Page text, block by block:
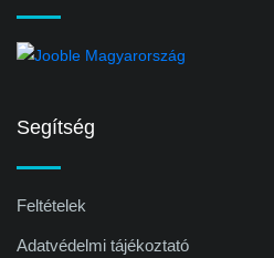
Segítség
Feltételek
Adatvédelmi tájékoztató